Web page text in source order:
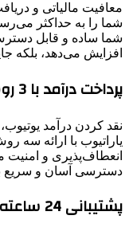
معافیت مالیاتی و
شما را به حداکثر
شما ساده و قابل
افزایش می‌دهد، بلکه
پرداخت درآمد با 3 روش مطمئن (ارزی، ریالی، کریپتو)
نقد کردن درآمد
یاراتیوب با ارائه سه
انعطاف‌پذیری و
دسترسی آسان و سریع
پشتیبانی 24 ساعته واقعی